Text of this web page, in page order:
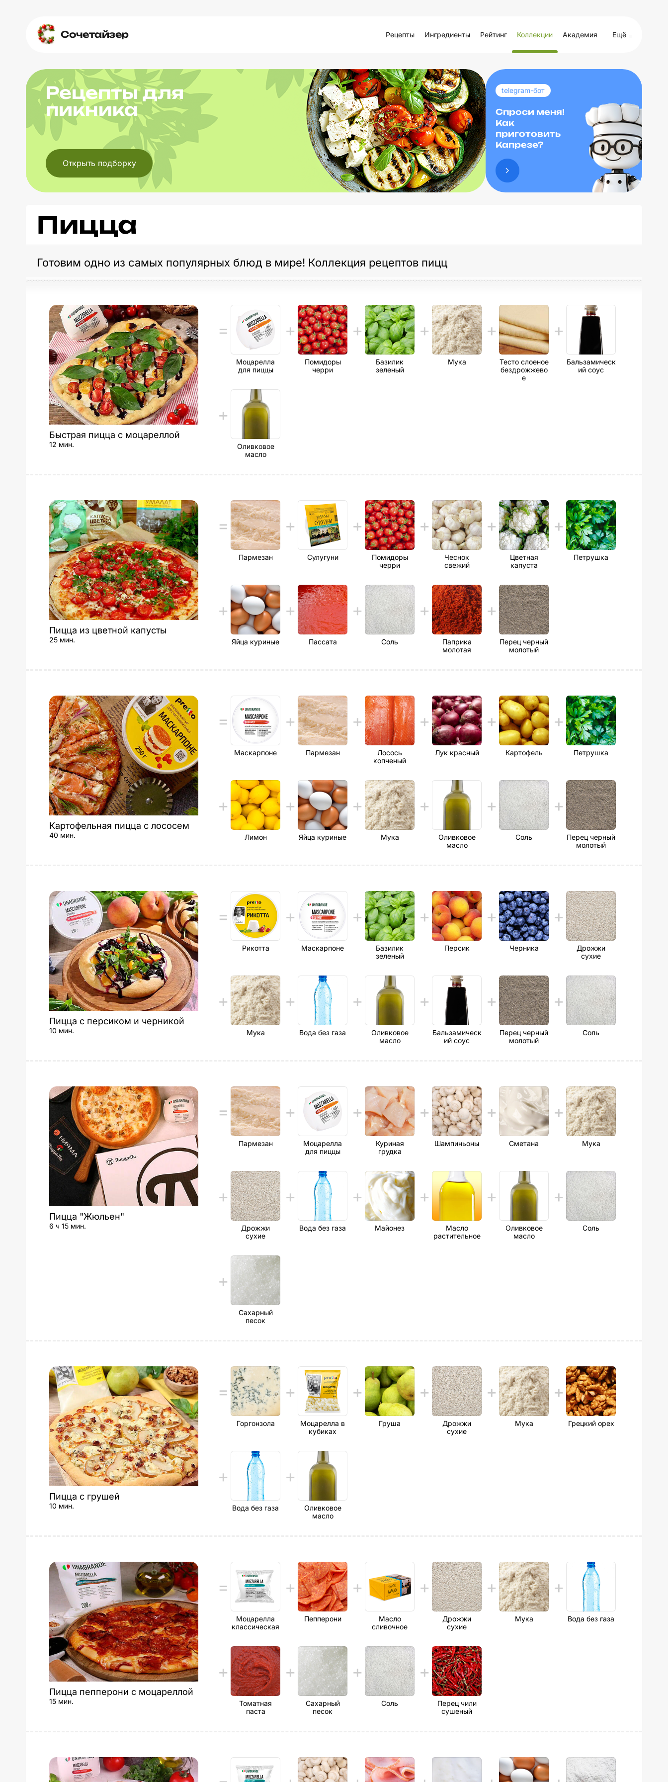
Сочетайзер Рецепты Ингредиенты Рейтинг Коллекции Академия Ещё
Рецепты для
пикника
Открыть подборку
telegram-бот
Спроси меня!
Как
приготовить
Капрезе?
Пицца
Готовим одно из самых популярных блюд в мире! Коллекция рецептов пицц
Быстрая пицца с моцареллой
12 мин.
Моцарелла
для пиццы
Помидоры
черри
Базилик
зеленый
Мука
Тесто слоеное
бездрожжево
е
Бальзамическ
ий соус
Оливковое
масло
Пицца из цветной капусты
25 мин.
Пармезан Сулугуни
Помидоры
черри
Чеснок
свежий
Цветная
капуста
Петрушка
Яйца куриные Пассата Соль
Паприка
молотая
Перец черный
молотый
Картофельная пицца с лососем
40 мин.
Маскарпоне Пармезан
Лосось
копченый
Лук красный Картофель Петрушка
Лимон Яйца куриные Мука
Оливковое
масло
Соль
Перец черный
молотый
Пицца с персиком и черникой
10 мин.
Рикотта Маскарпоне
Базилик
зеленый
Персик Черника
Дрожжи
сухие
Мука Вода без газа
Оливковое
масло
Бальзамическ
ий соус
Перец черный
молотый
Соль
Пицца "Жюльен"
6 ч 15 мин.
Пармезан
Моцарелла
для пиццы
Куриная
грудка
Шампиньоны Сметана Мука
Дрожжи
сухие
Вода без газа Майонез
Масло
растительное
Оливковое
масло
Соль
Сахарный
песок
Пицца с грушей
10 мин.
Горгонзола
Моцарелла в
кубиках
Груша
Дрожжи
сухие
Мука Грецкий орех
Вода без газа
Оливковое
масло
Пицца пепперони с моцареллой
15 мин.
Моцарелла
классическая
Пепперони
Масло
сливочное
Дрожжи
сухие
Мука Вода без газа
Томатная
паста
Сахарный
песок
Соль
Перец чили
сушеный